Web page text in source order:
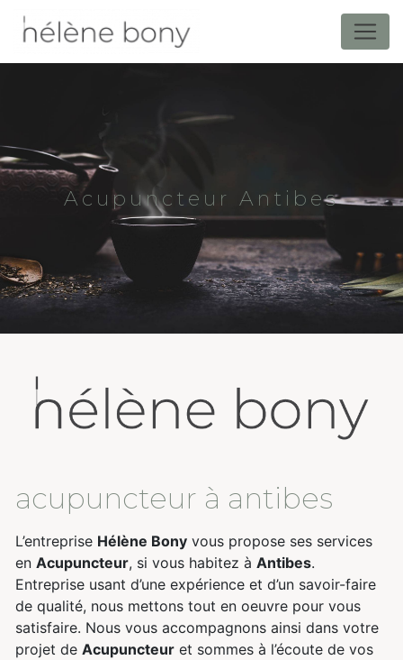
Panneau de gestion des cookies
Acupuncteur Antibes
acupuncteur à antibes
L’entreprise Hélène Bony vous propose ses services
en Acupuncteur, si vous habitez à Antibes.
Entreprise usant d’une expérience et d’un savoir-faire
de qualité, nous mettons tout en oeuvre pour vous
satisfaire. Nous vous accompagnons ainsi dans votre
projet de Acupuncteur et sommes à l’écoute de vos